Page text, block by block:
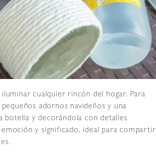
cualquier rincón del hogar. Para
adornos navideños y una
botella y decorándola con detalles
y significado, ideal para compartir